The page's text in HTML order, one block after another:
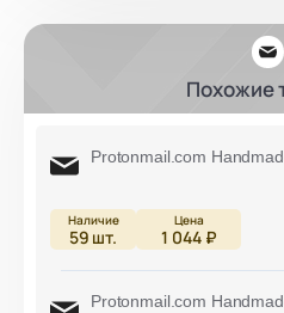
Похожие
Protonmail.com
59 шт. 1 044 ₽
Protonmail.com